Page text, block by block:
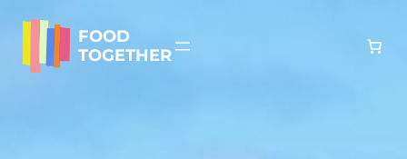
Inhalt
springen
FOOD
TOGETHER